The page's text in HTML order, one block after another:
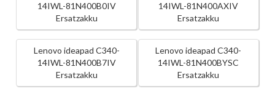
14IWL-81N400B0IV
Ersatzakku
14IWL-81N400AXIV
Ersatzakku
Lenovo ideapad C340-
14IWL-81N400B7IV
Ersatzakku
Lenovo ideapad C340-
14IWL-81N400BYSC
Ersatzakku